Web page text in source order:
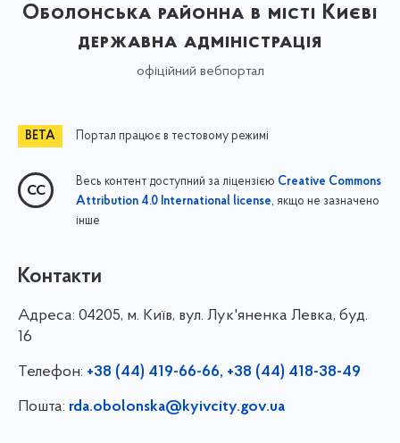
Оболонська районна в місті Києві
державна адміністрація
офіційний вебпортал
Портал працює в тестовому режимі
Весь контент доступний за ліцензією Creative Commons
Attribution 4.0 International license, якщо не зазначено
інше
Контакти
Адреса: 04205, м. Київ, вул. Лук'яненка Левка, буд.
16
Телефон: +38 (44) 419-66-66, +38 (44) 418-38-49
Пошта: rda.obolonska@kyivcity.gov.ua